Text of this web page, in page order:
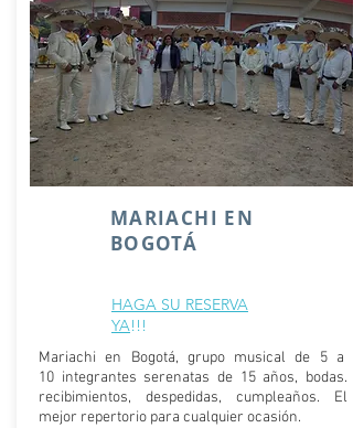
MARIACHI EN
BOGOTÁ
HAGA SU RESERVA
YA!!!
Mariachi en Bogotá, grupo musical de 5 a
10 integrantes serenatas de 15 años, bodas.
recibimientos, despedidas, cumpleaños. El
mejor repertorio para cualquier ocasión.